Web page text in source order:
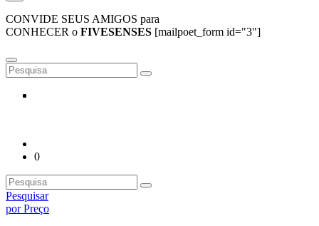
CONVIDE SEUS AMIGOS para
CONHECER o FIVESENSES [mailpoet_form id="3"]
0
Pesquisar
por Preço